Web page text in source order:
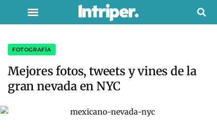
FOTOGRAFÍA
Mejores fotos, tweets y vines de la
gran nevada en NYC